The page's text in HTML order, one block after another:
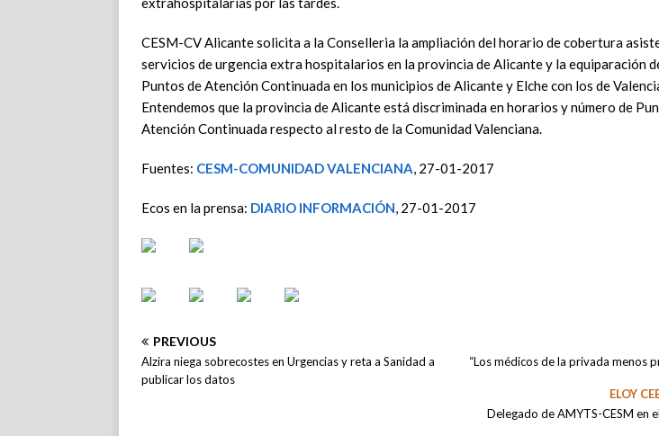
CESM-CV Alicante solicita a la Conselleria la ampliación del horario de cobertura
servicios de urgencia extra hospitalarios en la provincia de Alicante y la equiparación
Puntos de Atención Continuada en los municipios de Alicante y Elche con los de
Entendemos que la provincia de Alicante está discriminada en horarios y número de
Atención Continuada respecto al resto de la Comunidad Valenciana.
Fuentes: CESM-COMUNIDAD VALENCIANA, 27-01-2017
Ecos en la prensa: DIARIO INFORMACIÓN, 27-01-2017
PREVIOUS
Alzira niega sobrecostes en Urgencias y reta a Sanidad a
publicar los datos
“Los médicos de la privada menos
ELOY
Delegado de AMYTS-CESM en